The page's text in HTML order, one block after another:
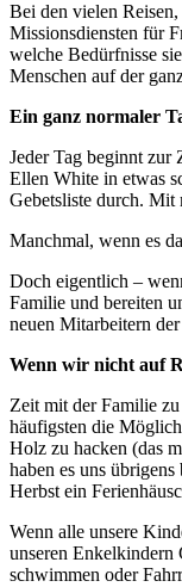
Bei den vielen
Missionsdiensten für
welche Bedürfnisse
Menschen auf der
Ein ganz normaler
Jeder Tag beginnt zur
Ellen White in etwas
Gebetsliste durch. Mit
Manchmal, wenn es
Doch eigentlich –
Familie und bereiten
neuen Mitarbeitern
Wenn wir nicht auf
Zeit mit der Familie
häufigsten die
Holz zu hacken (das
haben es uns
Herbst ein
Wenn alle unsere
unseren Enkelkindern
schwimmen oder